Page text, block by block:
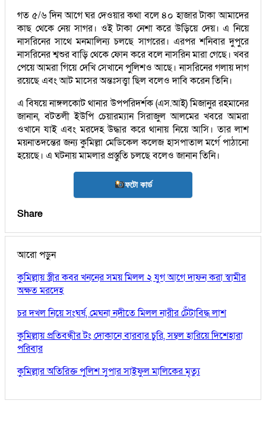
গত ৫/৬ দিন আগে ঘর দেওয়ার কথা বলে ৪০ হাজার টাকা আমাদের
কাছ থেকে নেয় সাগর। ওই টাকা নেশা করে উড়িয়ে দেয়। এ নিয়ে
নাসরিনের সাথে মনমালিন্য চলছে সাগরের। এরপর শনিবার দুপুরে
নাসরিনের শ্বশুর বাড়ি থেকে ফোন করে বলে নাসরিন মারা গেছে। খবর
পেয়ে আমরা গিয়ে দেখি সেখানে পুলিশও আছে। নাসরিনের গলায় দাগ
রয়েছে এবং আট মাসের অন্তঃসত্ত্বা ছিল বলেও দাবি করেন তিনি।
এ বিষয়ে নাঙ্গলকোট থানার উপপরিদর্শক (এস.আই) মিজানুর রহমানের
জানান, বটতলী ইউপি চেয়ারম্যান সিরাজুল আলমের খবরে আমরা
ওখানে যাই এবং মরদেহ উদ্ধার করে থানায় নিয়ে আসি। তার লাশ
ময়নাতদন্তের জন্য কুমিল্লা মেডিকেল কলেজ হাসপাতাল মর্গে পাঠানো
হয়েছে। এ ঘটনায় মামলার প্রস্তুতি চলছে বলেও জানান তিনি।
ফটো কার্ড
Share
আরো পড়ুন
কুমিল্লায় স্ত্রীর কবর খননের সময় মিলল ২ যুগ আগে দাফন করা স্বামীর
অক্ষত মরদেহ
চর দখল নিয়ে সংঘর্ষ, মেঘনা নদীতে মিলল নারীর টেঁটাবিদ্ধ লাশ
কুমিল্লায় প্রতিবন্ধীর টং দোকানে বারবার চুরি, সম্বল হারিয়ে দিশেহারা
পরিবার
কুমিল্লার অতিরিক্ত পুলিশ সুপার সাইফুল মালিকের মৃত্যু